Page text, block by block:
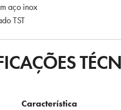
aço inox
TST
Característica